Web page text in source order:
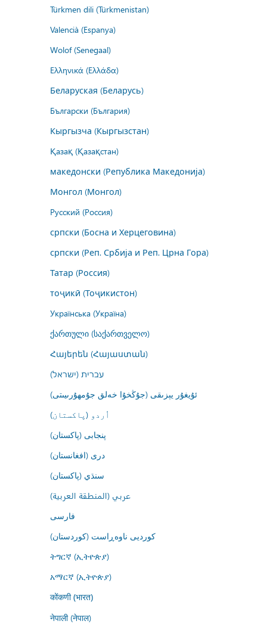
Türkmen dili (Türkmenistan)
Valencià (Espanya)
Wolof (Senegaal)
Ελληνικά (Ελλάδα)
Беларуская (Беларусь)
Български (България)
Кыргызча (Кыргызстан)
Қазақ (Қазақстан)
македонски (Република Македонија)
Монгол (Монгол)
Русский (Россия)
српски (Босна и Херцеговина)
српски (Реп. Србија и Реп. Црна Гора)
Татар (Россия)
тоҷикӣ (Тоҷикистон)
Українська (Україна)
ქართული (საქართველო)
Հայերեն (Հայաստան)
עברית (ישראל)
ئۇيغۇر يېزىقى (جۇڭخۇا خەلق جۇمھۇرىيىتى)
اُردو (پاکستان)
پنجابی (پاکستان)
درى (افغانستان)
سنڌي (پاکستان)
عربي (المنطقة العربية)
فارسى
کوردیی ناوەڕاست (کوردستان)
ትግርኛ (ኢትዮጵያ)
አማርኛ (ኢትዮጵያ)
कोंकणी (भारत)
नेपाली (नेपाल)